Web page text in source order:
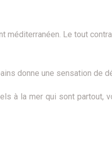
méditerranéen. Le tout
donne une sensation de
à la mer qui sont partout,